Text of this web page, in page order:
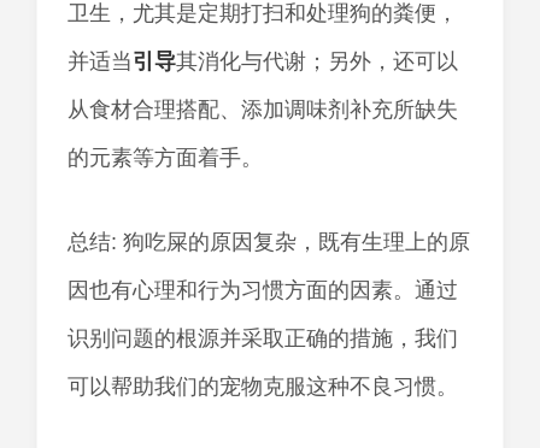
卫生，尤其是定期打扫和处理狗的粪便，
并适当引导其消化与代谢；另外，还可以
从食材合理搭配、添加调味剂补充所缺失
的元素等方面着手。
总结: 狗吃屎的原因复杂，既有生理上的原
因也有心理和行为习惯方面的因素。通过
识别问题的根源并采取正确的措施，我们
可以帮助我们的宠物克服这种不良习惯。